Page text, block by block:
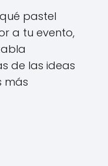
pastel
a tu evento,
de las ideas
más